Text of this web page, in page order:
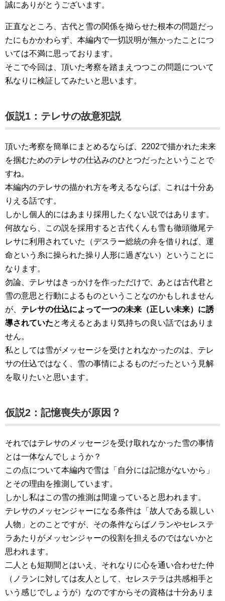
誠にありがとうございます。
正直なところ、古代と雪の関係を拗らせた根本の問題だっ
たにもかかわらず、本編内で一切説明が無かったことにつ
いては不満に思っております。
そこで今回は、頂いた考察を踏まえつつこの問題について
私なりに検証してみたいと思います。
仮説1：テレサの故意犯説
頂いた考察を簡単にまとめるならば、2202で描かれた未来
を掴むためのテレサの仕込みのひとつだったということで
すね。
本編内のテレサの描かれ方を考えるならば、これは十分あ
りえる話です。
しかし個人的にはあまり採用したくない説ではあります。
何故なら、この説を採用すると古代くんも雪も徹頭徹尾テ
レサに利用されていた（デスラー総統の弁を借りれば、運
命という糸に操られた操り人形に過ぎない）ということに
なります。
勿論、テレサはきっかけを作っただけで、あとは古代君と
雪の意思と行動によるものということなのかもしれません
が、 テレサの仕込によって一つの未来（正しい未来）に誘
導されていたと考えるとあまり気持ちの良い話ではありま
せん。
私としては雪がメッセージを受けとれなかったのは、テレ
サの仕込ではなく、雪の事情によるものだったという見解
を取りたいと思います。
仮説2：記憶喪失が原因？
それではテレサのメッセージを受け取れなかった雪の事情
とは一体なんでしょうか？
この点について本編内で雪は「自分には記憶がないから」
とその理由を推測しています。
しかし私はこの雪の推測は間違っていると思われます。
テレサのメッセンジャーになる条件は「故人である親しい
人物」とのことですが、その条件ならばノランやセレステ
ラあたりがメッセンジャーの役割を担えるのではないかと
思われます。
二人とも短期間とはいえ、それなりに心を通い合わせた仲
（ノランに対しては友人として、セレステラは共感相手と
いう感じでしょうが）なのですからその資格は十分ありま